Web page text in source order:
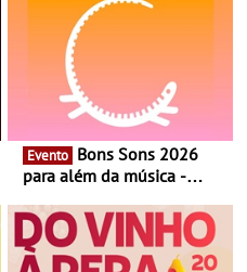
Evento
para além da música -
percursos, oficinas,
atividades para toda a
família e muito mais